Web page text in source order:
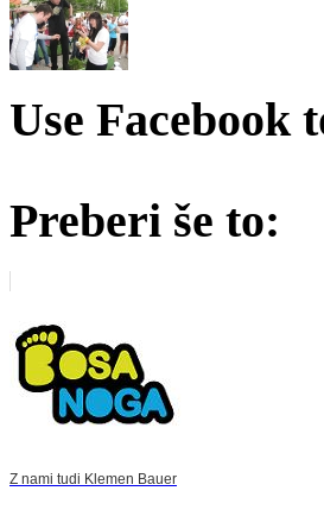
Use Facebook
Preberi še to:
Z nami tudi Klemen Bauer